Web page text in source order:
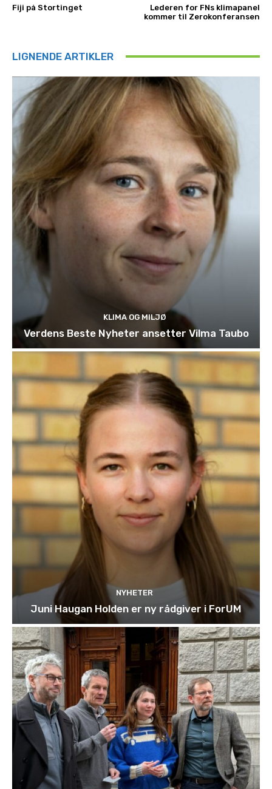
Fiji på Stortinget
Lederen for FNs klimapanel
kommer til Zerokonferansen
LIGNENDE ARTIKLER
KLIMA OG MILJØ
Verdens Beste Nyheter ansetter Vilma Taubo
NYHETER
Juni Haugan Holden er ny rådgiver i ForUM